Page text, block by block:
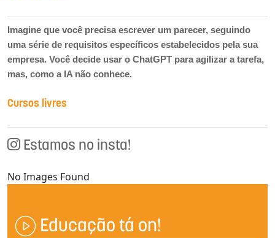
Imagine que você precisa escrever um parecer, seguindo
uma série de requisitos específicos estabelecidos pela sua
empresa. Você decide usar o ChatGPT para agilizar a tarefa,
mas, como a IA não conhece.
Cursos livres
Estamos no insta!
No Images Found
Educação tá on!